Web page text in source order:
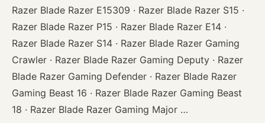
Razer Blade Razer E15309 · Razer Blade Razer S15 ·
Razer Blade Razer P15 · Razer Blade Razer E14 ·
Razer Blade Razer S14 · Razer Blade Razer Gaming
Crawler · Razer Blade Razer Gaming Deputy · Razer
Blade Razer Gaming Defender · Razer Blade Razer
Gaming Beast 16 · Razer Blade Razer Gaming Beast
18 · Razer Blade Razer Gaming Major …